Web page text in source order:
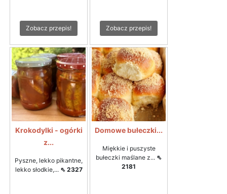
Zobacz przepis! Zobacz przepis!
Krokodylki - ogórki
z...
Pyszne, lekko pikantne,
lekko słodkie,... ⇖ 2327
Domowe bułeczki...
Miękkie i puszyste
bułeczki maślane z... ⇖
2181